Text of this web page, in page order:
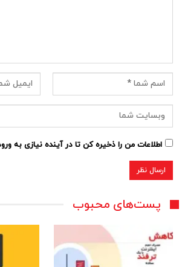
اطلاعات من را ذخیره کن تا در آینده نیازی به
پست‌های محبوب